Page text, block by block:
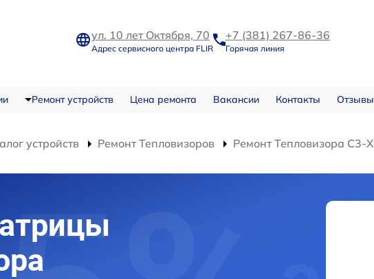
ул. 10 лет Октября, 70
Адрес сервисного центра FLIR
+7 (381) 267-86-36
Горячая линия
Ремонт устройств Цена ремонта Вакансии Контакты Отзывы
устройств Ремонт Тепловизоров Ремонт Тепловизора С3-Х